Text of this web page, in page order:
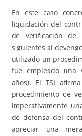
En este caso
liquidación del
de verificación de
siguientes al
utilizado un
fue empleado una
años). El TSJ
procedimiento de
imperativamente
de defensa del
apreciar una